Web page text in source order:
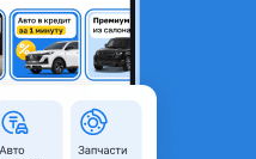
Усть-Каменогорск,